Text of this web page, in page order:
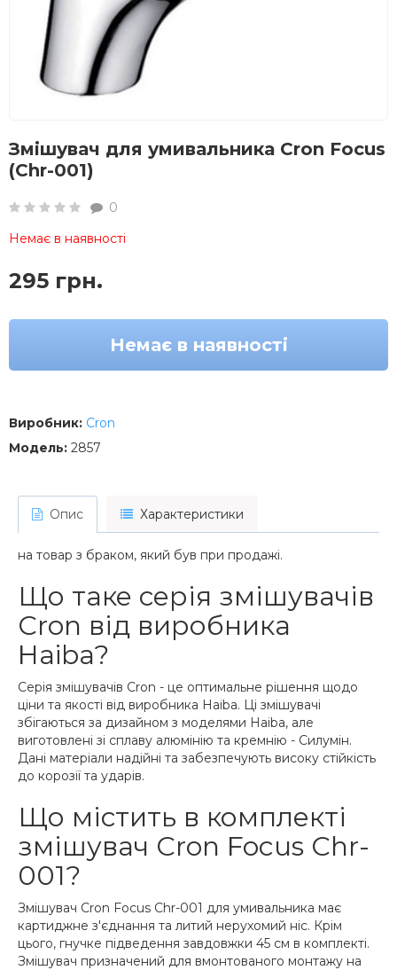
Змішувач для умивальника Cron Focus
(Chr-001)
0
Немає в наявності
295 грн.
Немає в наявності
Виробник: Cron
Модель: 2857
Опис Характеристики
на товар з браком, який був при продажі.
Що таке серія змішувачів
Cron від виробника
Haiba?
Серія змішувачів Cron - це оптимальне рішення щодо
ціни та якості від виробника Haiba. Ці змішувачі
збігаються за дизайном з моделями Haiba, але
виготовлені зі сплаву алюмінію та кремнію - Силумін.
Дані матеріали надійні та забезпечують високу стійкість
до корозії та ударів.
Що містить в комплекті
змішувач Cron Focus Chr-
001?
Змішувач Cron Focus Chr-001 для умивальника має
картиджне з'єднання та литий нерухомий ніс. Крім
цього, гнучке підведення завдовжки 45 см в комплекті.
Змішувач призначений для вмонтованого монтажу на